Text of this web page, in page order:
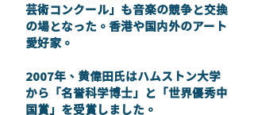
芸術コンクール」も音楽の競争と交換
の場となった。香港や国内外のアート
愛好家。
2007年、黄偉田氏はハムストン大学
から「名誉科学博士」と「世界優秀中
国賞」を受賞しました。